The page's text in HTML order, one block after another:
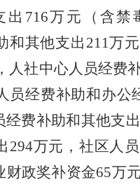
出 716万元（含禁
和其他支出211万
人社中心人员经费
员经费补助和办公
费补助和其他支
294万元，社区人
政奖补资金65万